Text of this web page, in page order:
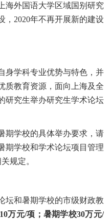
海外国语大学区域国别研究
， 2020年不再开展新的建设
身学科专业优势与特色，并
质教育资源，面向上海及全
研究生举办研究生学术论坛
期学校的具体举办要求，请
期学校和学术论坛项目管理
规定。
坛和暑期学校的市级财政教
10万元/项；暑期学校30万元/